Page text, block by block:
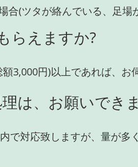
合(ツタが絡んでいる、足場
らえますか?
3,000円)以上であれば、お
は、お願いでき
で対応致しますが、量が多